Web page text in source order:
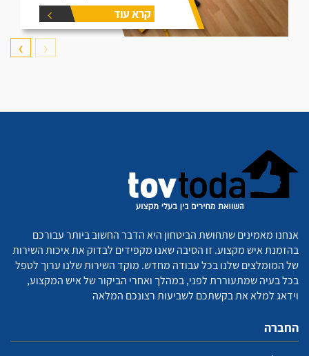
קרא עוד
❮
❯
אנחנו מאמינים שתחושת הביטחון היא הדבר החשוב ביותר עבורכם
בהזמנת איש מקצוע. זו הסיבה שאנו מקפידים לבדוק את איכות השירות
של המומלצים שלנו בכל עבודה מחדש. מוקד השירות שלנו ערוך לטפל
בכל בעיה שמתעוררת לפני, במהלך ואחרי הביקור של איש המקצוע,
וידאג למלא את בקשתכם לשביעות רצונכם המלאה
החברה